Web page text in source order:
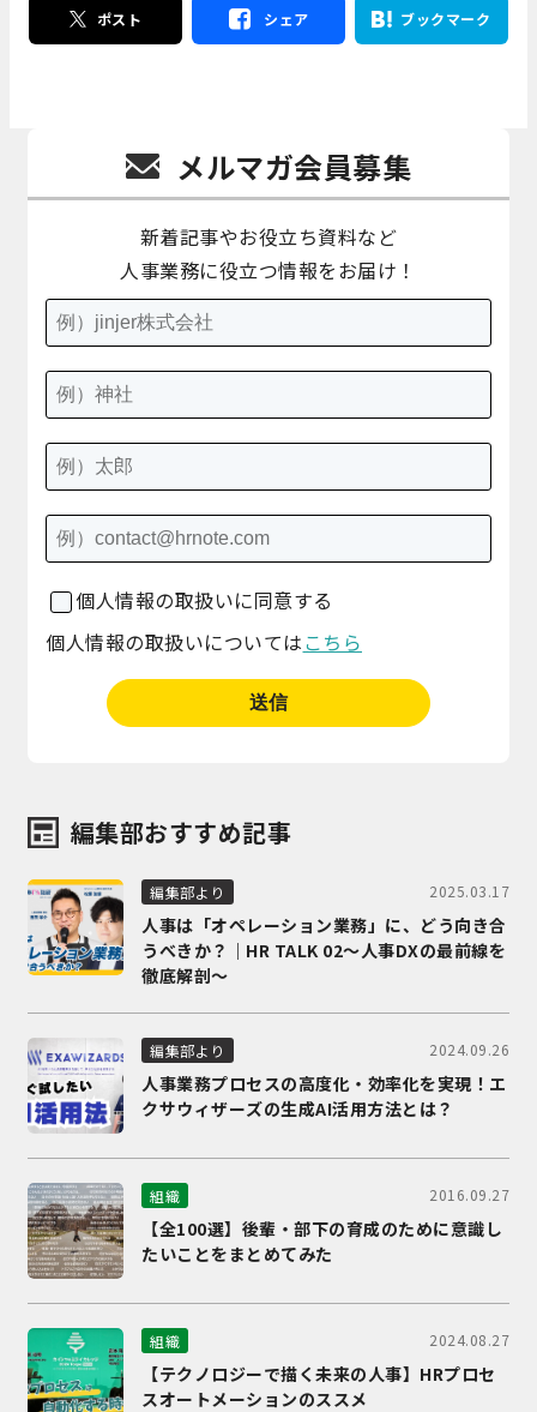
ポスト シェア ブックマーク
メルマガ会員募集
新着記事やお役立ち資料など
人事業務に役立つ情報をお届け！
個人情報の取扱いに同意する
個人情報の取扱いについては こちら
編集部おすすめ記事
編集部より 2025.03.17
人事は「オペレーション業務」に、どう向き合
うべきか？｜HR TALK 02～人事DXの最前線を
徹底解剖～
編集部より 2024.09.26
人事業務プロセスの高度化・効率化を実現！エ
クサウィザーズの生成AI活用方法とは？
組織 2016.09.27
【全100選】後輩・部下の育成のために意識し
たいことをまとめてみた
組織 2024.08.27
【テクノロジーで描く未来の人事】HRプロセ
スオートメーションのススメ